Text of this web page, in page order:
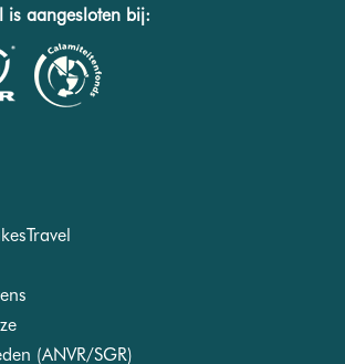
is aangesloten bij:
(ANVR/SGR)